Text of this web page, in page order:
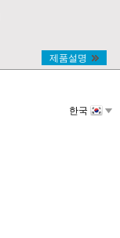
제품설명
한국